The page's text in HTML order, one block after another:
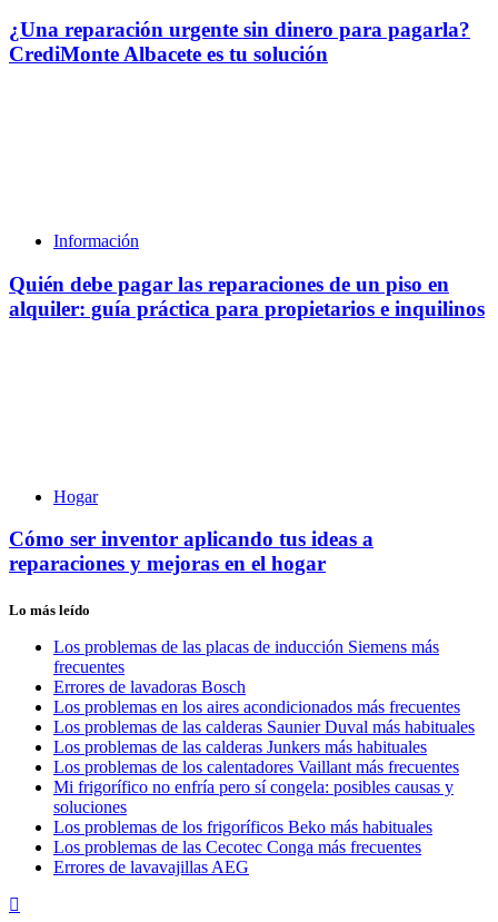
¿Una reparación urgente sin dinero para pagarla?
CrediMonte Albacete es tu solución
Información
Quién debe pagar las reparaciones de un piso en
alquiler: guía práctica para propietarios e inquilinos
Hogar
Cómo ser inventor aplicando tus ideas a
reparaciones y mejoras en el hogar
Lo más leído
Los problemas de las placas de inducción Siemens más
frecuentes
Errores de lavadoras Bosch
Los problemas en los aires acondicionados más frecuentes
Los problemas de las calderas Saunier Duval más habituales
Los problemas de las calderas Junkers más habituales
Los problemas de los calentadores Vaillant más frecuentes
Mi frigorífico no enfría pero sí congela: posibles causas y
soluciones
Los problemas de los frigoríficos Beko más habituales
Los problemas de las Cecotec Conga más frecuentes
Errores de lavavajillas AEG